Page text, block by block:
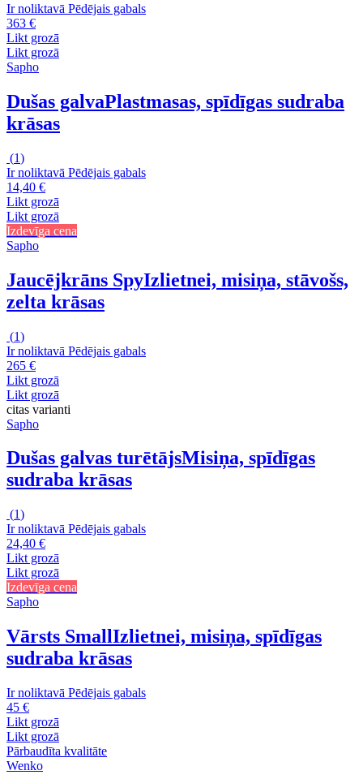
Ir noliktavā Pēdējais gabals
363 €
Likt grozā
Likt grozā
Sapho
Dušas galvaPlastmasas, spīdīgas sudraba
krāsas
(1)
Ir noliktavā Pēdējais gabals
14,40 €
Likt grozā
Likt grozā
Izdevīga cena
Sapho
Jaucējkrāns SpyIzlietnei, misiņa, stāvošs,
zelta krāsas
(1)
Ir noliktavā Pēdējais gabals
265 €
Likt grozā
Likt grozā
citas varianti
Sapho
Dušas galvas turētājsMisiņa, spīdīgas
sudraba krāsas
(1)
Ir noliktavā Pēdējais gabals
24,40 €
Likt grozā
Likt grozā
Izdevīga cena
Sapho
Vārsts SmallIzlietnei, misiņa, spīdīgas
sudraba krāsas
Ir noliktavā Pēdējais gabals
45 €
Likt grozā
Likt grozā
Pārbaudīta kvalitāte
Wenko